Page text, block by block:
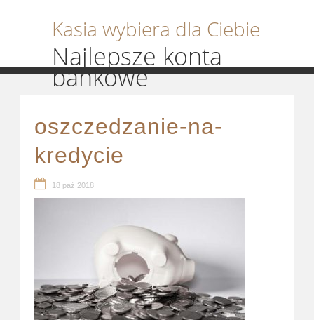
Kasia wybiera dla Ciebie
Najlepsze konta
bankowe
oszczedzanie-na-
kredycie
18 paź 2018